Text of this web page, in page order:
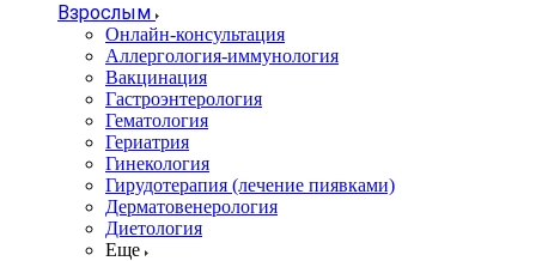
Взрослым
Онлайн-консультация
Аллергология-иммунология
Вакцинация
Гастроэнтерология
Гематология
Гериатрия
Гинекология
Гирудотерапия (лечение пиявками)
Дерматовенерология
Диетология
Еще